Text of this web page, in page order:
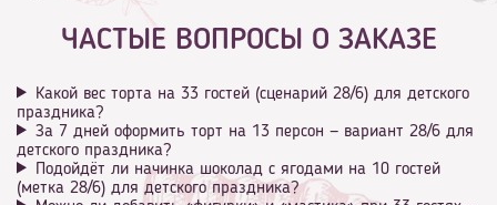
ЧАСТЫЕ ВОПРОСЫ О ЗАКАЗЕ
Какой вес торта на 33 гостей (сценарий 28/6) для детского
праздника?
За 7 дней оформить торт на 13 персон — вариант 28/6 для
детского праздника?
Подойдёт ли начинка шоколад с ягодами на 10 гостей
(метка 28/6) для детского праздника?